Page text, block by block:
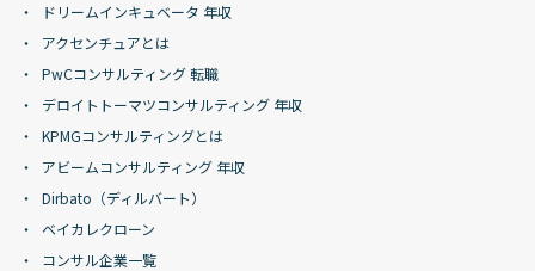
ドリームインキュベータ 年収
アクセンチュアとは
PwCコンサルティング 転職
デロイトトーマツコンサルティング 年収
KPMGコンサルティングとは
アビームコンサルティング 年収
Dirbato（ディルバート）
ベイカレクローン
コンサル企業一覧